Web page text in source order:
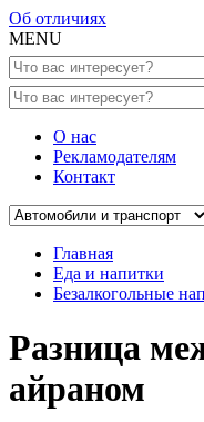
Об отличиях
MENU
О нас
Рекламодателям
Контакт
Главная
Еда и напитки
Безалкогольные
Разница
айраном